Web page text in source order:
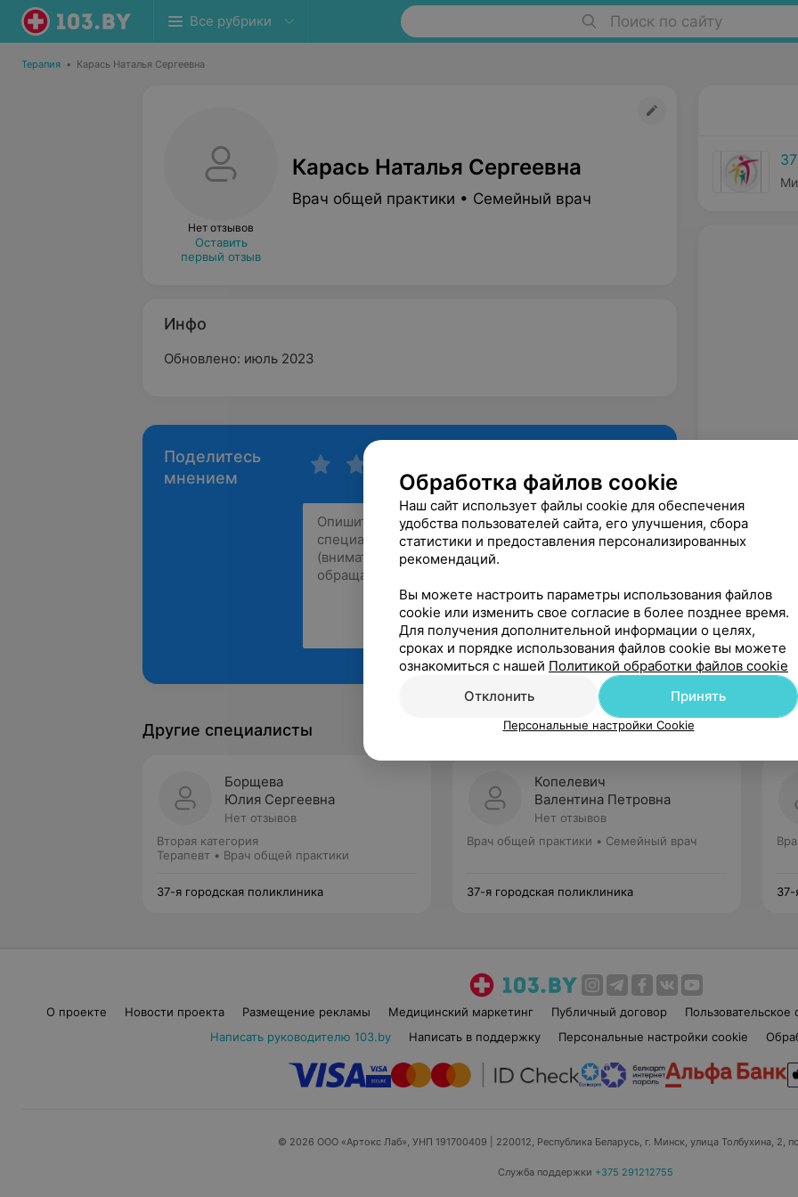
Все рубрики Поиск по сайту
Терапия • Карась Наталья Сергеевна
Нет отзывов
Оставить
первый отзыв
Карась Наталья Сергеевна
Врач общей практики • Семейный врач
Инфо
Обновлено: июль 2023
Поделитесь
мнением
Рекомендую
Другие специалисты
Борщева
Юлия Сергеевна
Нет отзывов
Вторая категория
Терапевт • Врач общей практики
37-я городская поликлиника
Копелевич
Валентина Петровна
Нет отзывов
Врач общей практики • Семейный врач
37-я городская поликлиника 37-
О проекте Новости проекта Размещение рекламы Медицинский маркетинг Публичный договор Пользовательское
Написать руководителю 103.by
Написать в поддержку Персональные настройки cookie
© 2026 ООО «Артокс Лаб», УНП 191700409 | 220012, Республика Беларусь, г. Минск, улица Толбухина, 2,
Служба поддержки +375 291212755
Обработка файлов cookie
Наш сайт использует файлы cookie для обеспечения
удобства пользователей сайта, его улучшения, сбора
статистики и предоставления персонализированных
рекомендаций.
Вы можете настроить параметры использования файлов
cookie или изменить свое согласие в более позднее время.
Для получения дополнительной информации о целях,
сроках и порядке использования файлов cookie вы можете
ознакомиться с нашей Политикой обработки файлов cookie
Отклонить
Принять
Персональные настройки Cookie